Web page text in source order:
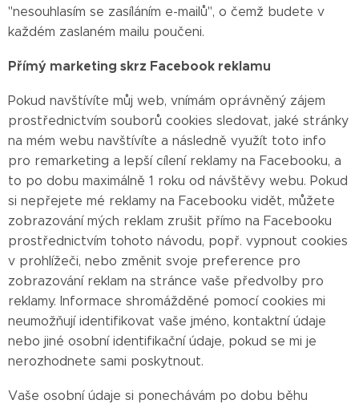
"nesouhlasím se zasíláním e-mailů", o čemž budete v
každém zaslaném mailu poučeni.
Přímý marketing skrz Facebook reklamu
Pokud navštívíte můj web, vnímám oprávněný zájem
prostřednictvím souborů cookies sledovat, jaké stránky
na mém webu navštívíte a následně využít toto info
pro remarketing a lepší cílení reklamy na Facebooku, a
to po dobu maximálně 1 roku od návštěvy webu. Pokud
si nepřejete mé reklamy na Facebooku vidět, můžete
zobrazování mých reklam zrušit přímo na Facebooku
prostřednictvím tohoto návodu, popř. vypnout cookies
v prohlížeči, nebo změnit svoje preference pro
zobrazování reklam na stránce vaše předvolby pro
reklamy. Informace shromážděné pomocí cookies mi
neumožňují identifikovat vaše jméno, kontaktní údaje
nebo jiné osobní identifikační údaje, pokud se mi je
nerozhodnete sami poskytnout.
Vaše osobní údaje si ponechávám po dobu běhu